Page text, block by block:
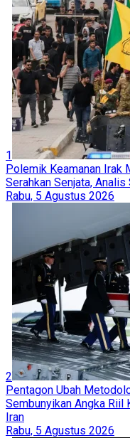
1
Polemik Keamanan Irak
Serahkan Senjata,
Rabu, 5 Agustus 2026
2
Pentagon Ubah
Sembunyikan Angka Riil
Iran
Rabu, 5 Agustus 2026